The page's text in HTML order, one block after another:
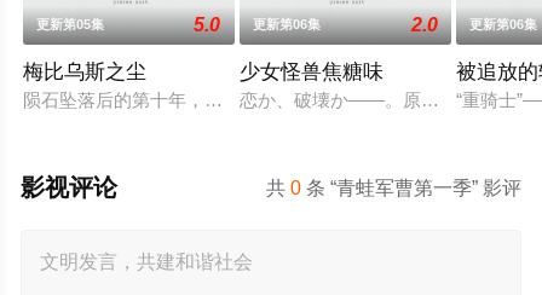
更新第05集 5.0
梅比乌斯之尘
陨石坠落后的第十年，由于巨大结晶释放出的神秘粒子“梅比乌
更新第06集 2.0
少女怪兽焦糖味
恋か、破壊か――。原因不明の病に
更新第06集
被追放
“重骑士
共0 条 “青蛙军曹第一季” 影评
影视评论